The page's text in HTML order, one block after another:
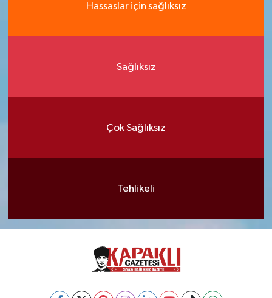
Hassaslar için sağlıksız
Sağlıksız
Çok Sağlıksız
Tehlikeli